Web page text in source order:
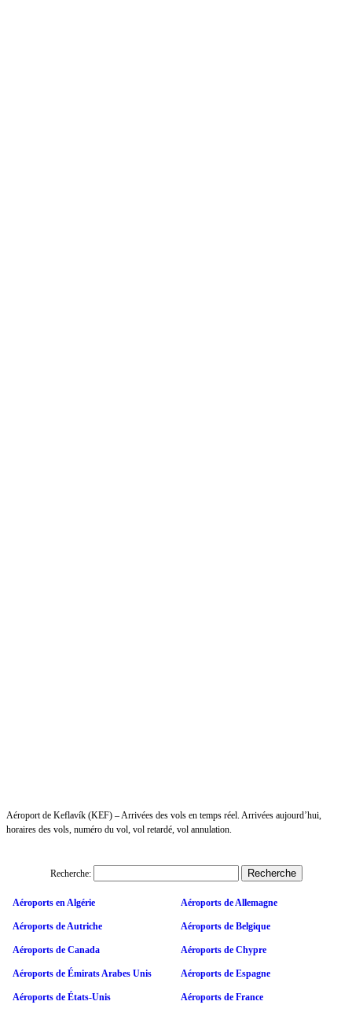
Aéroport de Keflavík (KEF) – Arrivées des vols en temps réel. Arrivées aujourd’hui,
horaires des vols, numéro du vol, vol retardé, vol annulation.
Recherche:
Aéroports en Algérie Aéroports de Allemagne
Aéroports de Autriche Aéroports de Belgique
Aéroports de Canada Aéroports de Chypre
Aéroports de Émirats Arabes Unis Aéroports de Espagne
Aéroports de États-Unis Aéroports de France